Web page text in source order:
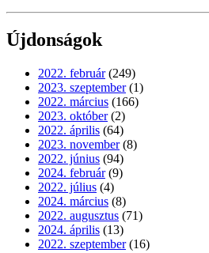
Újdonságok
2022. február (249)
2023. szeptember (1)
2022. március (166)
2023. október (2)
2022. április (64)
2023. november (8)
2022. június (94)
2024. február (9)
2022. július (4)
2024. március (8)
2022. augusztus (71)
2024. április (13)
2022. szeptember (16)